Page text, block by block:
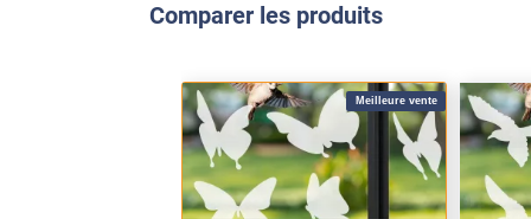
Comparer les produits
Meilleure vente